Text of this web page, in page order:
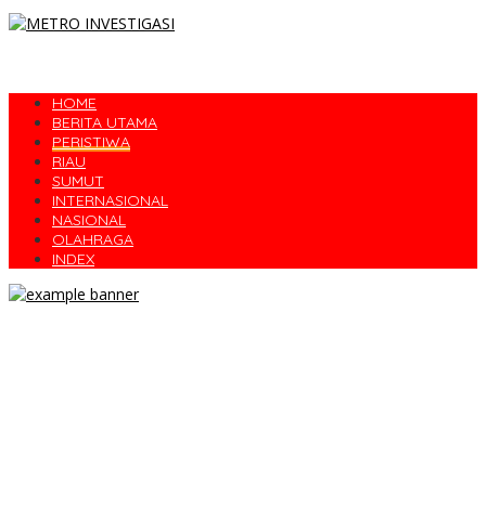
HOME
BERITA UTAMA
PERISTIWA
RIAU
SUMUT
INTERNASIONAL
NASIONAL
OLAHRAGA
INDEX